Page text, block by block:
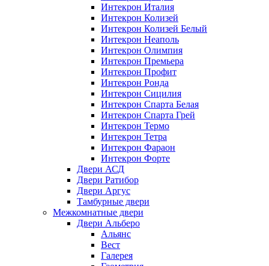
Интекрон Италия
Интекрон Колизей
Интекрон Колизей Белый
Интекрон Неаполь
Интекрон Олимпия
Интекрон Премьера
Интекрон Профит
Интекрон Ронда
Интекрон Сицилия
Интекрон Спарта Белая
Интекрон Спарта Грей
Интекрон Термо
Интекрон Тетра
Интекрон Фараон
Интекрон Форте
Двери АСД
Двери Ратибор
Двери Аргус
Тамбурные двери
Межкомнатные двери
Двери Альберо
Альянс
Вест
Галерея